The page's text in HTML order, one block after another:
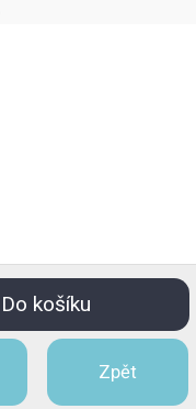
Do košíku
Zpět